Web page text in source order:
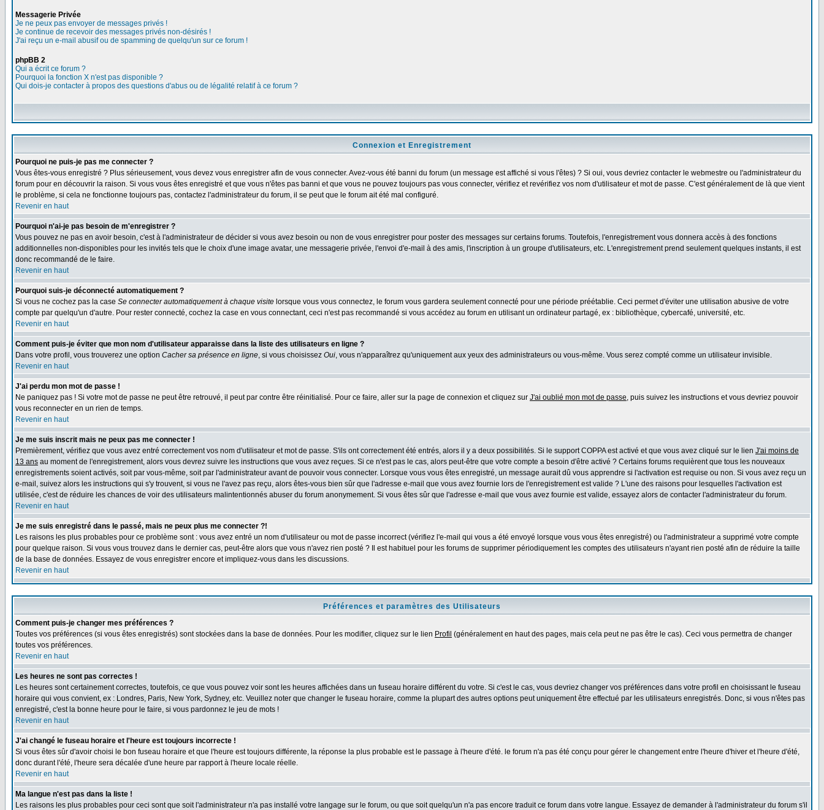
Messagerie Privée
Je ne peux pas envoyer de messages privés !
Je continue de recevoir des messages privés non-désirés !
J'ai reçu un e-mail abusif ou de spamming de quelqu'un sur ce forum !
phpBB 2
Qui a écrit ce forum ?
Pourquoi la fonction X n'est pas disponible ?
Qui dois-je contacter à propos des questions d'abus ou de légalité relatif à ce forum ?
Connexion et Enregistrement
Pourquoi ne puis-je pas me connecter ?
Vous êtes-vous enregistré ? Plus sérieusement, vous devez vous enregistrer afin de vous connecter. Avez-vous été banni du forum (un message est affiché si vous l'êtes) ? Si oui, vous devriez contacter le webmestre ou l'administrateur du
forum pour en découvrir la raison. Si vous vous êtes enregistré et que vous n'êtes pas banni et que vous ne pouvez toujours pas vous connecter, vérifiez et revérifiez vos nom d'utilisateur et mot de passe. C'est généralement de là que vient
le problème, si cela ne fonctionne toujours pas, contactez l'administrateur du forum, il se peut que le forum ait été mal configuré.
Revenir en haut
Pourquoi n'ai-je pas besoin de m'enregistrer ?
Vous pouvez ne pas en avoir besoin, c'est à l'administrateur de décider si vous avez besoin ou non de vous enregistrer pour poster des messages sur certains forums. Toutefois, l'enregistrement vous donnera accès à des fonctions
additionnelles non-disponibles pour les invités tels que le choix d'une image avatar, une messagerie privée, l'envoi d'e-mail à des amis, l'inscription à un groupe d'utilisateurs, etc. L'enregistrement prend seulement quelques instants, il est
donc recommandé de le faire.
Revenir en haut
Pourquoi suis-je déconnecté automatiquement ?
Si vous ne cochez pas la case Se connecter automatiquement à chaque visite lorsque vous vous connectez, le forum vous gardera seulement connecté pour une période préétablie. Ceci permet d'éviter une utilisation abusive de votre
compte par quelqu'un d'autre. Pour rester connecté, cochez la case en vous connectant, ceci n'est pas recommandé si vous accédez au forum en utilisant un ordinateur partagé, ex : bibliothèque, cybercafé, université, etc.
Revenir en haut
Comment puis-je éviter que mon nom d'utilisateur apparaisse dans la liste des utilisateurs en ligne ?
Dans votre profil, vous trouverez une option Cacher sa présence en ligne, si vous choisissez Oui, vous n'apparaîtrez qu'uniquement aux yeux des administrateurs ou vous-même. Vous serez compté comme un utilisateur invisible.
Revenir en haut
J'ai perdu mon mot de passe !
Ne paniquez pas ! Si votre mot de passe ne peut être retrouvé, il peut par contre être réinitialisé. Pour ce faire, aller sur la page de connexion et cliquez sur J'ai oublié mon mot de passe, puis suivez les instructions et vous devriez pouvoir
vous reconnecter en un rien de temps.
Revenir en haut
Je me suis inscrit mais ne peux pas me connecter !
Premièrement, vérifiez que vous avez entré correctement vos nom d'utilisateur et mot de passe. S'ils ont correctement été entrés, alors il y a deux possibilités. Si le support COPPA est activé et que vous avez cliqué sur le lien J'ai moins de
13 ans au moment de l'enregistrement, alors vous devrez suivre les instructions que vous avez reçues. Si ce n'est pas le cas, alors peut-être que votre compte a besoin d'être activé ? Certains forums requièrent que tous les nouveaux
enregistrements soient activés, soit par vous-même, soit par l'administrateur avant de pouvoir vous connecter. Lorsque vous vous êtes enregistré, un message aurait dû vous apprendre si l'activation est requise ou non. Si vous avez reçu un
e-mail, suivez alors les instructions qui s'y trouvent, si vous ne l'avez pas reçu, alors êtes-vous bien sûr que l'adresse e-mail que vous avez fournie lors de l'enregistrement est valide ? L'une des raisons pour lesquelles l'activation est
utilisée, c'est de réduire les chances de voir des utilisateurs malintentionnés abuser du forum anonymement. Si vous êtes sûr que l'adresse e-mail que vous avez fournie est valide, essayez alors de contacter l'administrateur du forum.
Revenir en haut
Je me suis enregistré dans le passé, mais ne peux plus me connecter ?!
Les raisons les plus probables pour ce problème sont : vous avez entré un nom d'utilisateur ou mot de passe incorrect (vérifiez l'e-mail qui vous a été envoyé lorsque vous vous êtes enregistré) ou l'administrateur a supprimé votre compte
pour quelque raison. Si vous vous trouvez dans le dernier cas, peut-être alors que vous n'avez rien posté ? Il est habituel pour les forums de supprimer périodiquement les comptes des utilisateurs n'ayant rien posté afin de réduire la taille
de la base de données. Essayez de vous enregistrer encore et impliquez-vous dans les discussions.
Revenir en haut
Préférences et paramètres des Utilisateurs
Comment puis-je changer mes préférences ?
Toutes vos préférences (si vous êtes enregistrés) sont stockées dans la base de données. Pour les modifier, cliquez sur le lien Profil (généralement en haut des pages, mais cela peut ne pas être le cas). Ceci vous permettra de changer
toutes vos préférences.
Revenir en haut
Les heures ne sont pas correctes !
Les heures sont certainement correctes, toutefois, ce que vous pouvez voir sont les heures affichées dans un fuseau horaire différent du votre. Si c'est le cas, vous devriez changer vos préférences dans votre profil en choisissant le fuseau
horaire qui vous convient, ex : Londres, Paris, New York, Sydney, etc. Veuillez noter que changer le fuseau horaire, comme la plupart des autres options peut uniquement être effectué par les utilisateurs enregistrés. Donc, si vous n'êtes pas
enregistré, c'est la bonne heure pour le faire, si vous pardonnez le jeu de mots !
Revenir en haut
J'ai changé le fuseau horaire et l'heure est toujours incorrecte !
Si vous êtes sûr d'avoir choisi le bon fuseau horaire et que l'heure est toujours différente, la réponse la plus probable est le passage à l'heure d'été. le forum n'a pas été conçu pour gérer le changement entre l'heure d'hiver et l'heure d'été,
donc durant l'été, l'heure sera décalée d'une heure par rapport à l'heure locale réelle.
Revenir en haut
Ma langue n'est pas dans la liste !
Les raisons les plus probables pour ceci sont que soit l'administrateur n'a pas installé votre langage sur le forum, ou que soit quelqu'un n'a pas encore traduit ce forum dans votre langue. Essayez de demander à l'administrateur du forum s'il